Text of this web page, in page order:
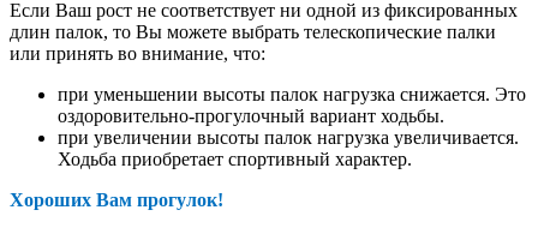
Если Ваш рост не соответствует ни одной из фиксированных
длин палок, то Вы можете выбрать телескопические палки
или принять во внимание, что:
при уменьшении высоты палок нагрузка снижается. Это
оздоровительно-прогулочный вариант ходьбы.
при увеличении высоты палок нагрузка увеличивается.
Ходьба приобретает спортивный характер.
Хороших Вам прогулок!